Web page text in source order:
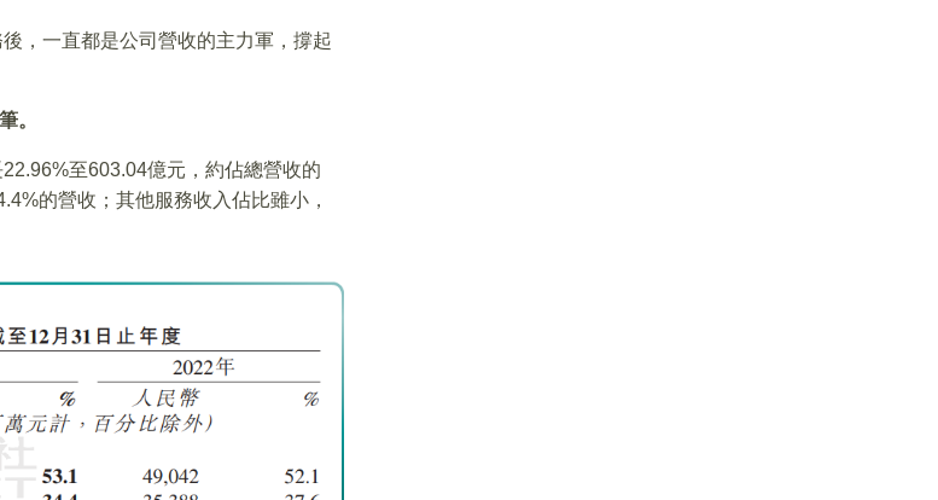
，一直都是公司營收的主力軍，撐起
。
至603.04億元，約佔總營收的
的營收；其他服務收入佔比雖小，